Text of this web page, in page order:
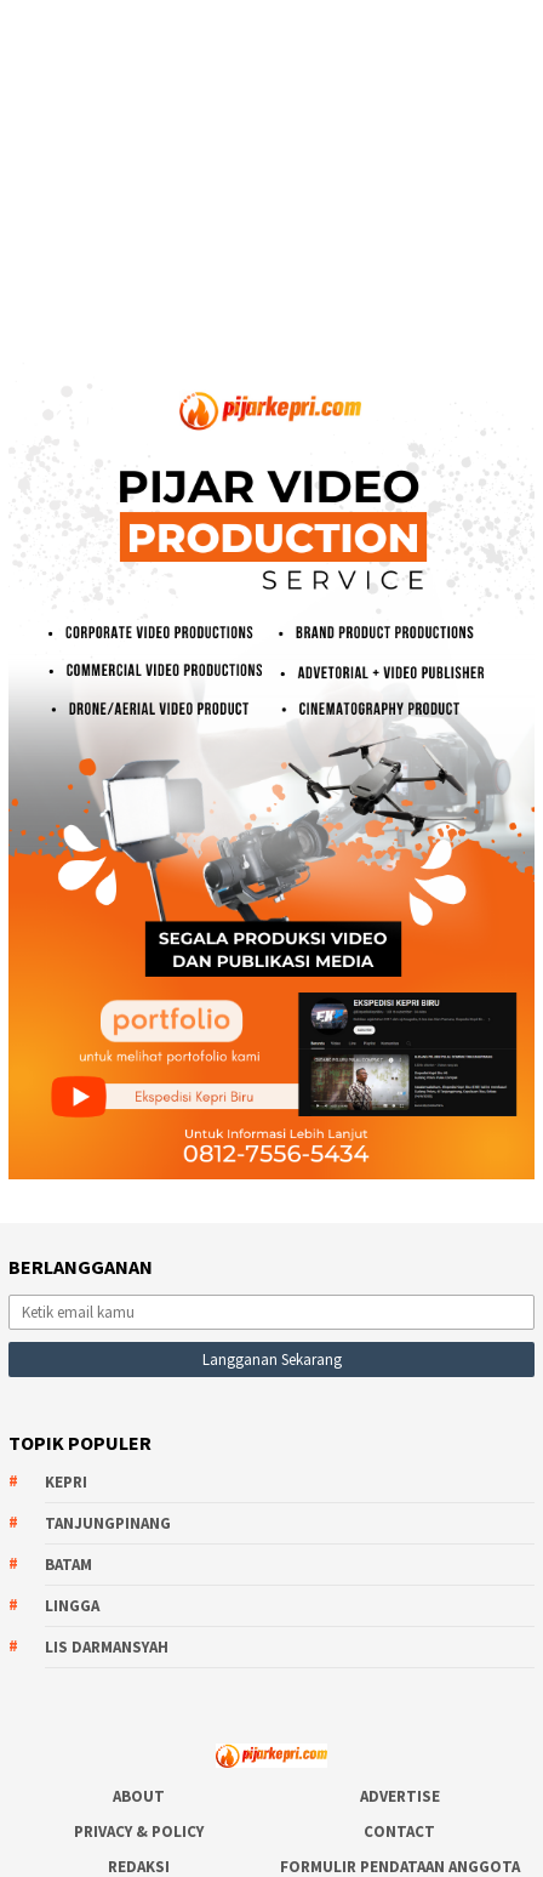
BERLANGGANAN
TOPIK POPULER
KEPRI
TANJUNGPINANG
BATAM
LINGGA
LIS DARMANSYAH
ABOUT
ADVERTISE
PRIVACY & POLICY
CONTACT
REDAKSI
FORMULIR PENDATAAN ANGGOTA